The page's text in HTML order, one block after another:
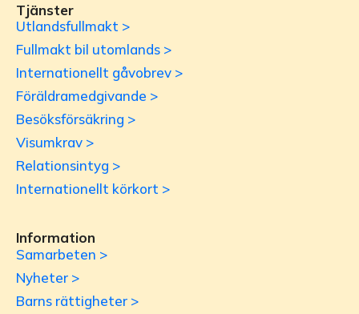
Tjänster
Utlandsfullmakt >
Fullmakt bil utomlands >
Internationellt gåvobrev >
Föräldramedgivande >
Besöksförsäkring >
Visumkrav >
Relationsintyg >
Internationellt körkort >
Information
Samarbeten >
Nyheter >
Barns rättigheter >